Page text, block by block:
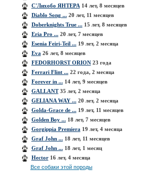
C'Лихобо ЯНТЕРА 14 лет, 8 месяцев
Diablo Song ...20 лет, 11 месяцев
Doberknights True ...15 лет, 8 месяцев
Eria Pro ...20 лет, 7 месяцев
Esenia Feiri-Teil ...19 лет, 2 месяца
Eva 26 лет, 8 месяцев
FEDORHORST ORION23 года
Ferrari Flint ...22 года, 2 месяца
Forever in ...14 лет, 9 месяцев
GALLANT35 лет, 2 месяца
GELIANA WAY ...20 лет, 2 месяца
Golda-Grace de ...19 лет, 11 месяцев
Golden Boy ...18 лет, 7 месяцев
Gorgippia Premiera 19 лет, 4 месяца
Graf John ...18 лет, 11 месяцев
Graf John ...18 лет, 1 месяц
Hector16 лет, 4 месяца
Все собаки этой породы